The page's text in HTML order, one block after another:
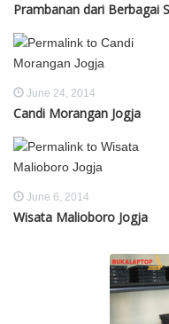
Prambanan dari Berbagai
June 24, 2014
Candi Morangan Jogja
June 6, 2014
Wisata Malioboro Jogja